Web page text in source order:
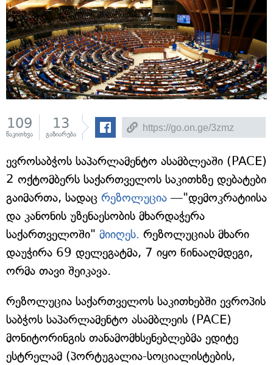
109
წაკითხვა
13
გაზიარება
ევროსაბჭოს საპარლამენტო ასამბლეაში (PACE)
2 ოქტომბერს საქართველოს საკითხზე დებატები
გაიმართა, სადაც რეზოლუცია —"დემოკრატიისა
და კანონის უზენაესობის მხარდაჭერა
საქართველოში" მიიღეს. რეზოლუციას მხარი
დაუჭირა 69 დელეგატმა, 7 იყო წინააღმდეგი,
ორმა თავი შეიკავა.
რეზოლუცია საქართველოს საკითხებში ევროპის
საბჭოს საპარლამენტო ასამბლეის (PACE)
მონიტორინგის თანამომხსენებლებმა ედიტე
ესტრელამ (პორტუგალია-სოციალისტების,